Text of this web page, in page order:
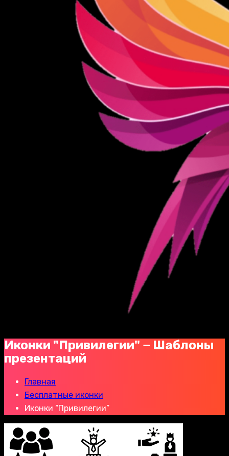
Иконки "Привилегии" − Шаблоны
презентаций
Главная
Бесплатные иконки
Иконки “Привилегии”